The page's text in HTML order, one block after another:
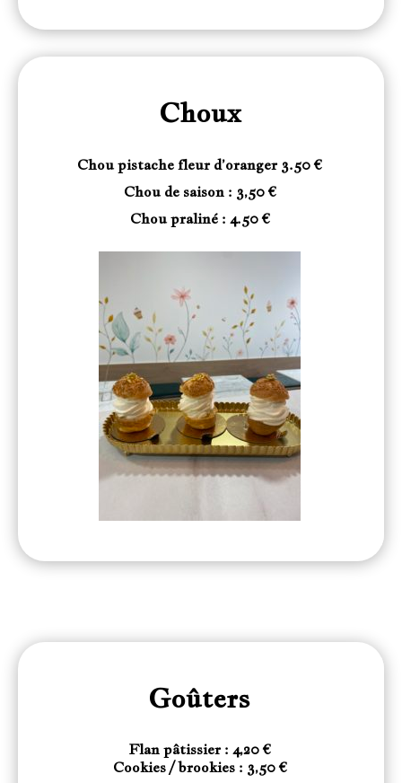
Choux
Chou pistache fleur d’oranger 3.50 €
Chou de saison : 3,50 €
Chou praliné : 4.50 €
Goûters
Flan pâtissier : 4,20 €
Cookies / brookies : 3,50 €